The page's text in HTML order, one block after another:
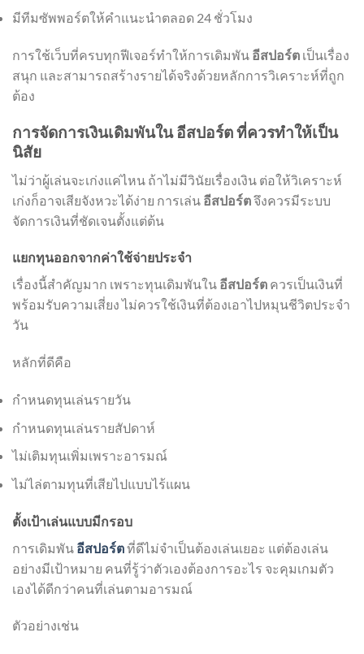
มีทีมซัพพอร์ตให้คำแนะนำตลอด 24 ชั่วโมง
การใช้เว็บที่ครบทุกฟีเจอร์ทำให้การเดิมพัน อีสปอร์ต เป็นเรื่อง
สนุก และสามารถสร้างรายได้จริงด้วยหลักการวิเคราะห์ที่ถูก
ต้อง
การจัดการเงินเดิมพันใน อีสปอร์ต ที่ควรทำให้เป็น
นิสัย
ไม่ว่าผู้เล่นจะเก่งแค่ไหน ถ้าไม่มีวินัยเรื่องเงิน ต่อให้วิเคราะห์
เก่งก็อาจเสียจังหวะได้ง่าย การเล่น อีสปอร์ตจึงควรมีระบบ
จัดการเงินที่ชัดเจนตั้งแต่ต้น
แยกทุนออกจากค่าใช้จ่ายประจำ
เรื่องนี้สำคัญมาก เพราะทุนเดิมพันใน อีสปอร์ต ควรเป็นเงินที่
พร้อมรับความเสี่ยง ไม่ควรใช้เงินที่ต้องเอาไปหมุนชีวิตประจำ
วัน
หลักที่ดีคือ
กำหนดทุนเล่นรายวัน
กำหนดทุนเล่นรายสัปดาห์
ไม่เติมทุนเพิ่มเพราะอารมณ์
ไม่ไล่ตามทุนที่เสียไปแบบไร้แผน
ตั้งเป้าเล่นแบบมีกรอบ
การเดิมพัน อีสปอร์ตที่ดีไม่จำเป็นต้องเล่นเยอะ แต่ต้องเล่น
อย่างมีเป้าหมาย คนที่รู้ว่าตัวเองต้องการอะไร จะคุมเกมตัว
เองได้ดีกว่าคนที่เล่นตามอารมณ์
ตัวอย่างเช่น